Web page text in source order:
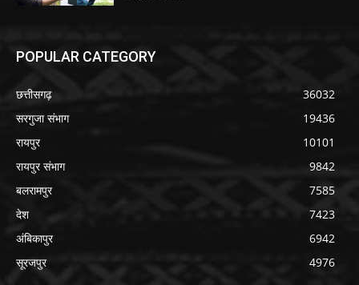
POPULAR CATEGORY
छत्तीसगढ़
36032
सरगुजा संभाग
19436
रायपुर
10101
रायपुर संभाग
9842
बलरामपुर
7585
देश
7423
अंबिकापुर
6942
सूरजपुर
4976